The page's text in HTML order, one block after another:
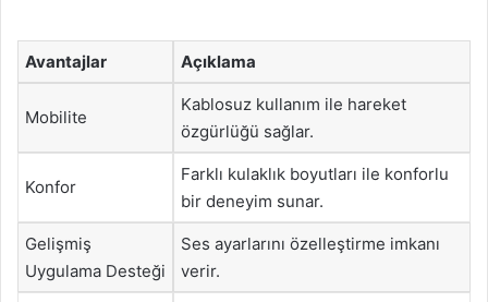
Avantajlar Açıklama
Mobilite
Kablosuz kullanım ile hareket
özgürlüğü sağlar.
Konfor
Farklı kulaklık boyutları ile konforlu
bir deneyim sunar.
Gelişmiş
Uygulama Desteği
Ses ayarlarını özelleştirme imkanı
verir.